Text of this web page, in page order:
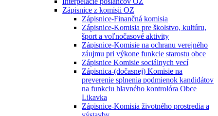
Zápisnice z komisii OZ
Zápisnice-Finančná komisia
Zápisnice-Komisia pre školstvo, kultúru,
šport a voľnočasové aktivity
Zápisnice-Komisie na ochranu verejného
záujmu pri výkone funkcie starostu obce
Zápisnice Komisie sociálnych vecí
Zápisnica-(dočasnej) Komisie na
preverenie splnenia podmienok kandidátov
na funkciu hlavného kontrolóra Obce
Likavka
Zápisnice-Komisia životného prostredia a